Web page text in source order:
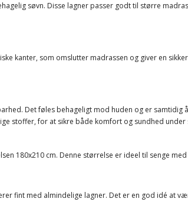
søvn. Disse lagner passer godt til større
kanter, som omslutter madrassen og giver en
Det føles behageligt mod huden og er samtidig
stoffer, for at sikre både komfort og sundhed under
180x210 cm. Denne størrelse er ideel til senge
fint med almindelige lagner. Det er en god idé at